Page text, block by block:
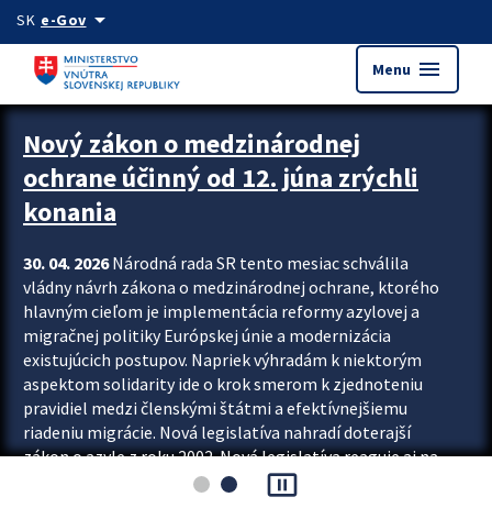
Preskocit na hlavný obsah
SK e-Govarrow_drop_down
Menu menu
Zastavit automatický posun upútavok
Nový zákon o medzinárodnej
ochrane účinný od 12. júna zrýchli
konania
30. 04. 2026Národná rada SR tento mesiac schválila
vládny návrh zákona o medzinárodnej ochrane, ktorého
hlavným cieľom je implementácia reformy azylovej a
migračnej politiky Európskej únie a modernizácia
existujúcich postupov. Napriek výhradám k niektorým
aspektom solidarity ide o krok smerom k zjednoteniu
pravidiel medzi členskými štátmi a efektívnejšiemu
riadeniu migrácie. Nová legislatíva nahradí doterajší
zákon o azyle z roku 2002. Nová legislatíva reaguje aj na
vývoj posledného desaťročia, počas...
pause_presentation